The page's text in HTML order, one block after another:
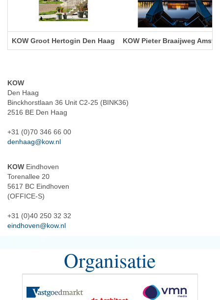
KOW Groot Hertogin Den Haag KOW Pieter Braaijweg
KOW
Den Haag
Binckhorstlaan 36 Unit C2-25 (BINK36)
2516 BE Den Haag
+31 (0)70 346 66 00
denhaag@kow.nl
KOW Eindhoven
Torenallee 20
5617 BC Eindhoven
(OFFICE-S)
+31 (0)40 250 32 32
eindhoven@kow.nl
Organisatie